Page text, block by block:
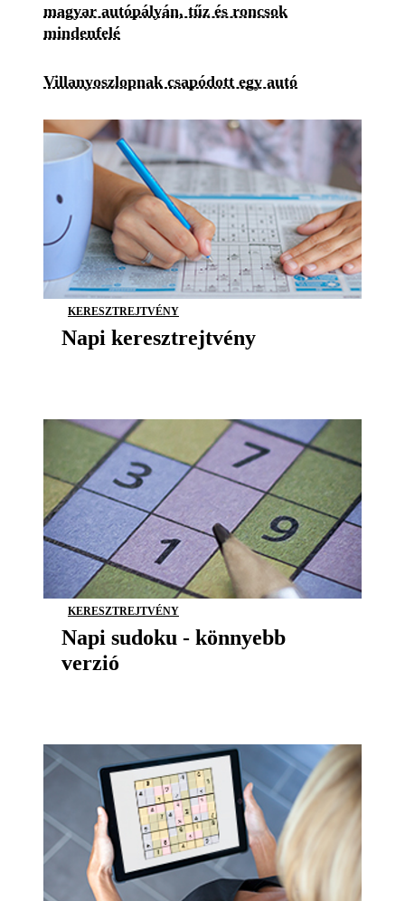
magyar autópályán, tűz és roncsok
mindenfelé
Villanyoszlopnak csapódott egy autó
KERESZTREJTVÉNY
Napi keresztrejtvény
KERESZTREJTVÉNY
Napi sudoku - könnyebb
verzió